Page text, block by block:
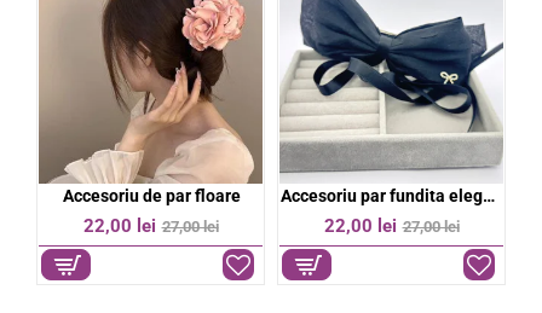
-19%
Accesoriu de par floare
22,00 lei 27,00 lei
-19%Accesoriu par fundita eleganta
22,00 lei 27,00 lei